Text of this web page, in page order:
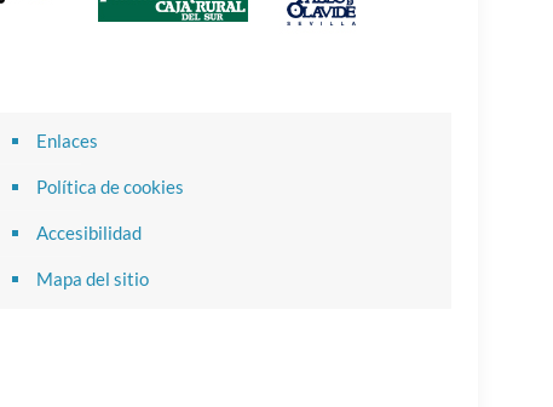
Enlaces
Política de cookies
Accesibilidad
Mapa del sitio